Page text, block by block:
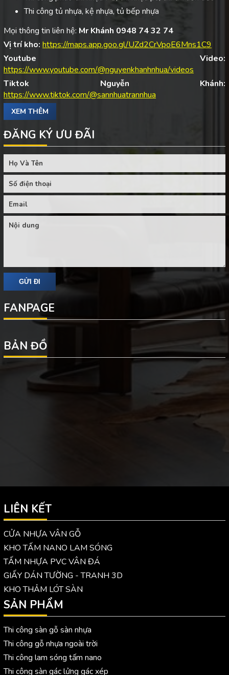
Thi công tủ nhựa, kệ nhựa, tủ bếp nhựa
Mọi thông tin liên hệ: Mr Khánh 0948 74 32 74
Vị trí kho: https://maps.app.goo.gl/UZd2CrVpoE6Mns1C9
Youtube Video:
https://www.youtube.com/@nguyenkhanhnhua/videos
Tiktok Nguyễn Khánh:
https://www.tiktok.com/@sannhuatrannhua
XEM THÊM
ĐĂNG KÝ ƯU ĐÃI
FANPAGE
BẢN ĐỒ
LIÊN KẾT
CỬA NHỰA VÂN GỖ
KHO TẤM NANO LAM SÓNG
TẤM NHỰA PVC VÂN ĐÁ
GIẤY DÁN TƯỜNG - TRANH 3D
KHO THẢM LÓT SÀN
SẢN PHẨM
Thi công sàn gỗ sàn nhựa
Thi công gỗ nhựa ngoài trời
Thi công lam sóng tấm nano
Thi công sàn gác lửng gác xép